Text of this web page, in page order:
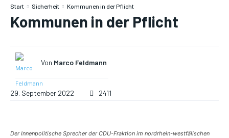
Start Sicherheit Kommunen in der Pflicht
Kommunen in der Pflicht
Von Marco Feldmann
29. September 2022 2411
Der Innenpolitische Sprecher der CDU-Fraktion im nordrhein-westfälischen